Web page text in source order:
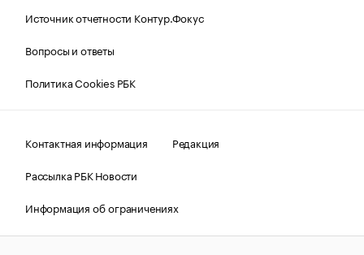
Источник отчетности Контур.Фокус
Вопросы и ответы
Политика Cookies РБК
Контактная информация
Редакция
Рассылка РБК Новости
Информация об ограничениях
Правовая информация
О соблюдении авторских прав